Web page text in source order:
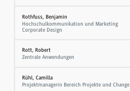
Rothfuss, Benjamin
Hochschulkommunikation und Marketing
Corporate Design
Rott, Robert
Zentrale Anwendungen
Rühl, Camilla
Projektmanagerin Bereich Projekte und Change